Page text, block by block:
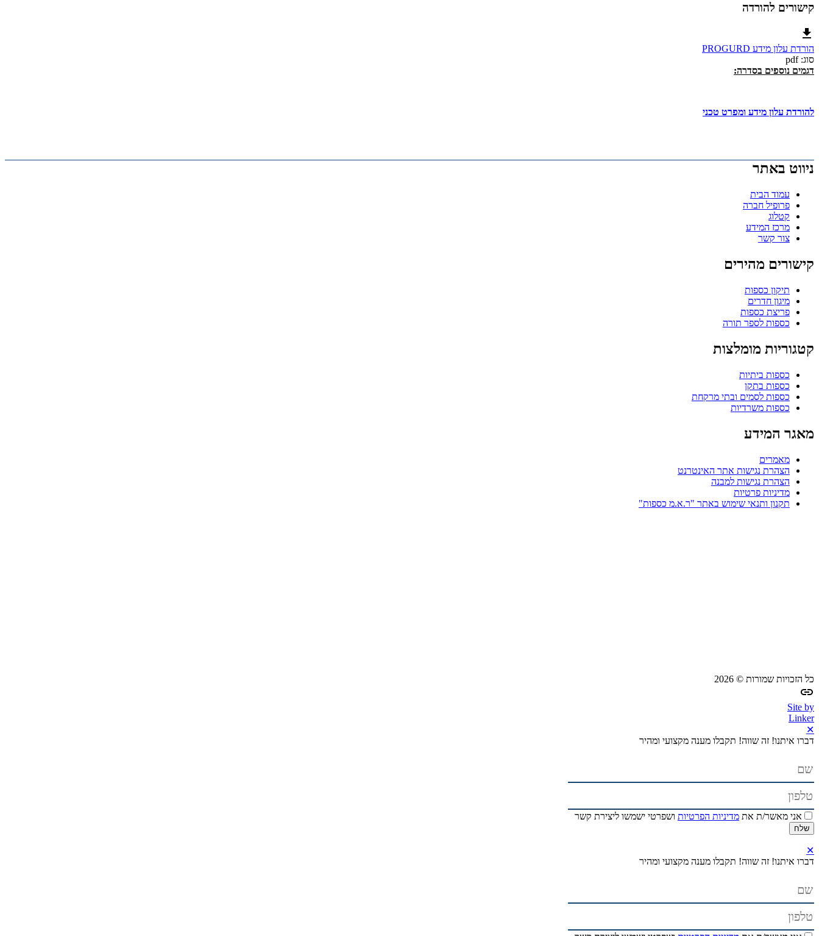
קישורים להורדה
הורדת עלון מידע PROGURD
סוג: pdf
דגמים נוספים בסדרה:
להורדת עלון מידע ומפרט טכני
ניווט באתר
עמוד הבית
פרופיל חברה
קטלוג
מרכז המידע
צור קשר
קישורים מהירים
תיקון כספות
מיגון חדרים
פריצת כספות
כספות לספר תורה
קטגוריות מומלצות
כספות ביתיות
כספות בתקן
כספות לסמים ובתי מרקחת
כספות משרדיות
מאגר המידע
מאמרים
הצהרת נגישות אתר האינטרנט
הצהרת נגישות למבנה
מדיניות פרטיות
תקנון ותנאי שימוש באתר "ר.א.מ כספות"
כל הזכויות שמורות © 2026
Site by
Linker
✕
דברו איתנו! זה שווה! תקבלו מענה מקצועי ומהיר
אני מאשר/ת את מדיניות הפרטיות ושפרטי ישמשו ליצירת קשר
✕
דברו איתנו! זה שווה! תקבלו מענה מקצועי ומהיר